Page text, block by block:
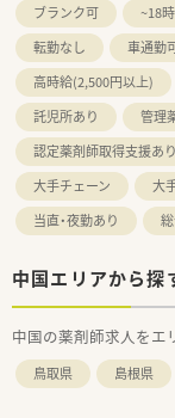
ブランク可
~18
転勤なし
車通勤
高時給(2,500円以上)
託児所あり
管理
認定薬剤師取得支援あり
大手チェーン
大
当直・夜勤あり
中国エリアから探
中国の薬剤師求人をエ
鳥取県 島根県